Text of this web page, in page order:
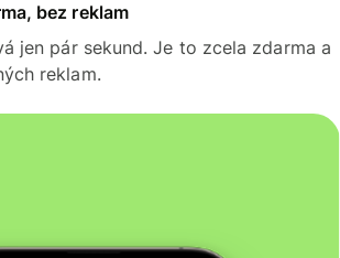
bez reklam
jen pár sekund. Je to zcela zdarma a
reklam.